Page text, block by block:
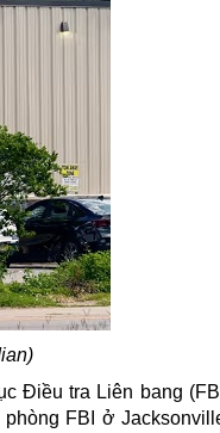
Điều tra Liên bang
FBI ở